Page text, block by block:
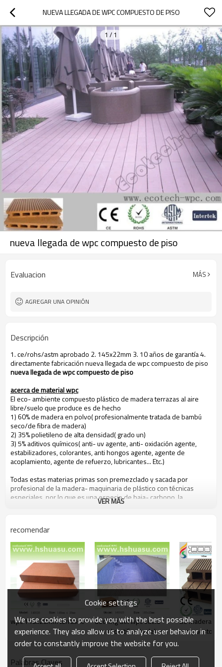
NUEVA LLEGADA DE WPC COMPUESTO DE PISO
1 / 1
nueva llegada de wpc compuesto de piso
Evaluacion MÁS
AGREGAR UNA OPINIÓN
Descripción
1. ce/rohs/astm aprobado 2. 145x22mm 3. 10 años de garantía 4.
directamente fabricación nueva llegada de wpc compuesto de piso
nueva llegada de wpc compuesto de piso
acerca de material wpc
El eco- ambiente compuesto plástico de madera terrazas al aire
libre/suelo que produce es de hecho
1) 60% de madera en polvo( profesionalmente tratada de bambú
seco/de fibra de madera)
2) 35% polietileno de alta densidad( grado un)
3) 5% aditivos químicos( anti- uv agente, anti- oxidación agente,
estabilizadores, colorantes, anti hongos agente, agente de
acoplamiento, agente de refuerzo, lubricantes... Etc.)
Todas estas materias primas son premezclado y sacada por
profesional de la madera- maquinaria de plástico con técnicas
especiales, por lo que es una especie de baja- carbono, la
protección del medio ambiente y reciclables nuevo material.
las personas pueden beneficiarse de hohecotech vida por los
atributos siguientes
1. respetuoso del medio ambiente, 100% reciclado.
2. un mantenimiento bajo
3. de fácilinstalación
4. resistencia a la temperatura, adecuados a partir de- 29& deg; a c
+51& deg; c
5. larga- duración de usar( 10 años de garantía)
6. agua- una prueba, la humedad- a prueba de, deinsectos- a
prueba de
7. con olor a madera, sensación muy natural
8. resistencia a los uv, resistente a la decoloración duradera
9. aspecto elegante
10. Incluso, la estabilidad dimensional
VER MÁS
recomendar
wpc 140x20mm terrasse
decking del wpc suelo
con el certificado del ce
de madera
compuesto
Palabras Claves
Cookie settings
We use cookies to provide you with the best possible
experience. They also allow us to analyze user behavior in
order to constantly improve the website for you.